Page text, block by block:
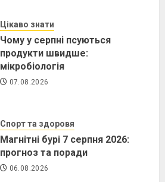
Цікаво знати
Чому у серпні псуються
продукти швидше:
мікробіологія
07.08.2026
Спорт та здоровя
Магнітні бурі 7 серпня 2026:
прогноз та поради
06.08.2026